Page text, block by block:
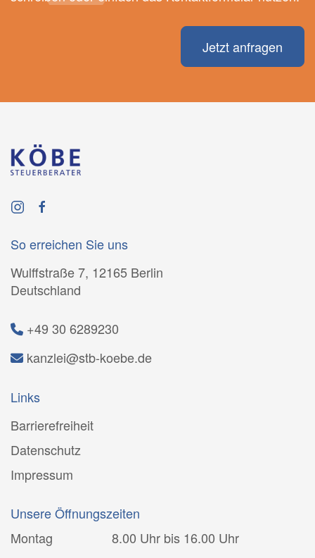
Jetzt anfragen
So erreichen Sie uns
Wulffstraße 7, 12165 Berlin
Deutschland
+49 30 6289230
kanzlei@stb-koebe.de
Links
Barrierefreiheit
Datenschutz
Impressum
Unsere Öffnungszeiten
Montag
8.00 Uhr bis 16.00 Uhr